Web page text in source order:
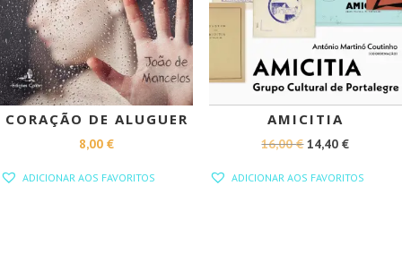
CORAÇÃO DE ALUGUER
8,00€
ADICIONAR AOS FAVORITOS
AMICITIA
16,00€O
14,40€O
ADICIONAR AOS FAVORITOS